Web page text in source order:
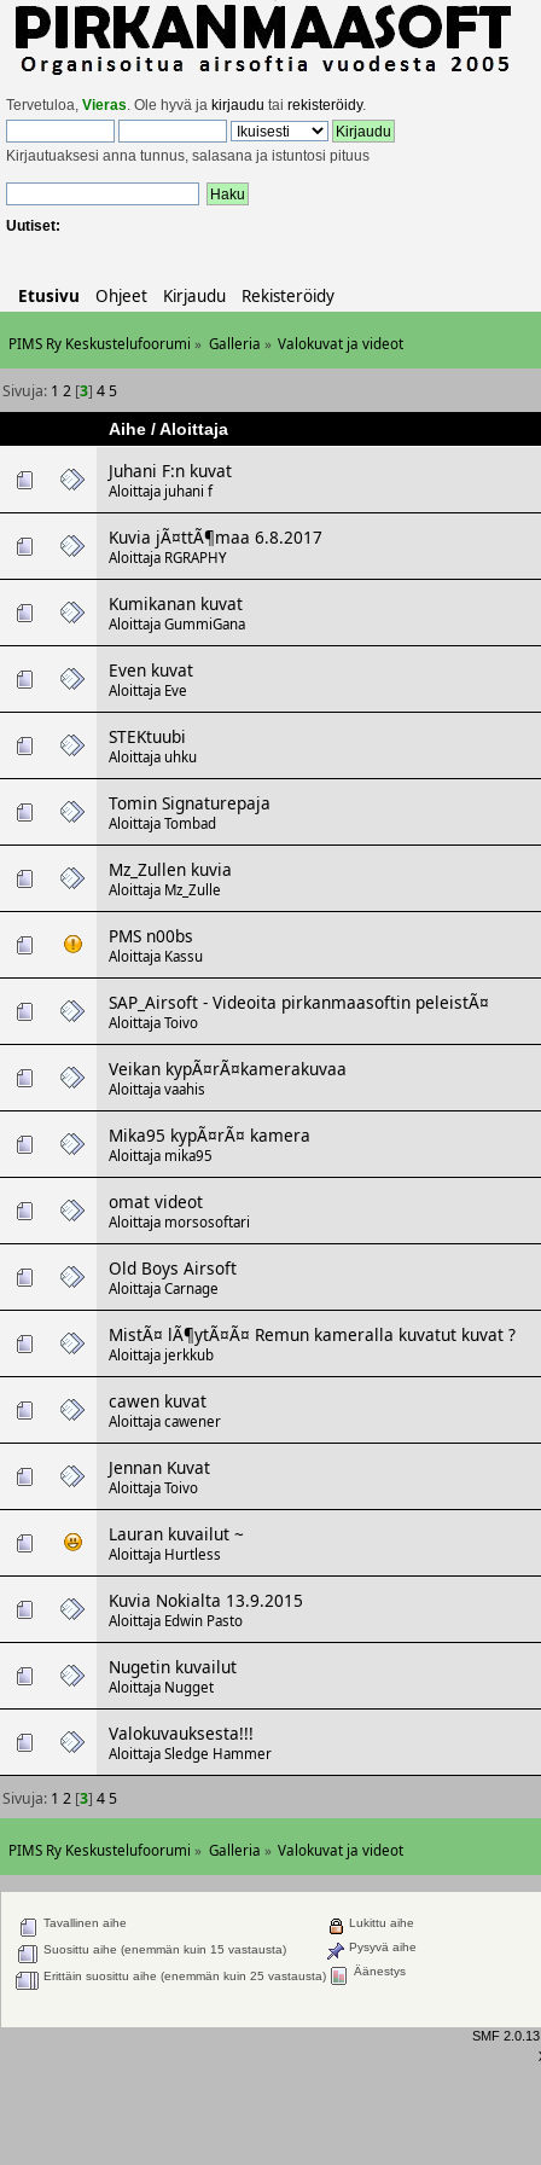
Tervetuloa, Vieras. Ole hyvä ja kirjaudu tai rekisteröidy.
Kirjautuaksesi anna tunnus, salasana ja istuntosi pituus
Uutiset:
Etusivu Ohjeet Kirjaudu Rekisteröidy
PIMS Ry Keskustelufoorumi » Galleria » Valokuvat ja videot
Sivuja: 1 2 [3]4 5
Aihe/Aloittaja
Juhani F:n kuvat
Aloittaja juhani f
Kuvia jÃ¤ttÃ¶maa 6.8.2017
Aloittaja RGRAPHY
Kumikanan kuvat
Aloittaja GummiGana
Even kuvat
Aloittaja Eve
STEKtuubi
Aloittaja uhku
Tomin Signaturepaja
Aloittaja Tombad
Mz_Zullen kuvia
Aloittaja Mz_Zulle
PMS n00bs
Aloittaja Kassu
SAP_Airsoft - Videoita pirkanmaasoftin peleistÃ¤
Aloittaja Toivo
Veikan kypÃ¤rÃ¤kamerakuvaa
Aloittaja vaahis
Mika95 kypÃ¤rÃ¤ kamera
Aloittaja mika95
omat videot
Aloittaja morsosoftari
Old Boys Airsoft
Aloittaja Carnage
MistÃ¤ lÃ¶ytÃ¤Ã¤ Remun kameralla kuvatut kuvat ?
Aloittaja jerkkub
cawen kuvat
Aloittaja cawener
Jennan Kuvat
Aloittaja Toivo
Lauran kuvailut ~
Aloittaja Hurtless
Kuvia Nokialta 13.9.2015
Aloittaja Edwin Pasto
Nugetin kuvailut
Aloittaja Nugget
Valokuvauksesta!!!
Aloittaja Sledge Hammer
Sivuja: 1 2 [3]4 5
PIMS Ry Keskustelufoorumi » Galleria » Valokuvat ja videot
Tavallinen aihe
Suosittu aihe (enemmän kuin 15 vastausta)
Erittäin suosittu aihe (enemmän kuin 25 vastausta)
Lukittu aihe
Pysyvä aihe
Äänestys
SMF 2.0.13